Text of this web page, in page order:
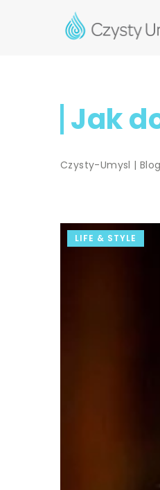
Jak
Czysty-Umysl |Blog
LIFE & STYLE